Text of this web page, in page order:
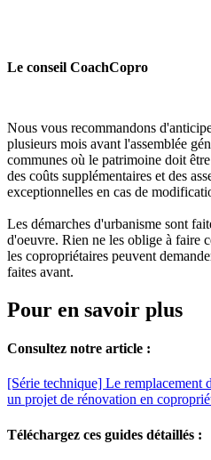
Le conseil CoachCopro
Nous vous recommandons
plusieurs mois avant l'assemblée
communes où le patrimoine doit
des coûts supplémentaires et des
exceptionnelles en cas de
Les démarches d'urbanisme sont
d'oeuvre. Rien ne les oblige à faire
les copropriétaires peuvent
faites avant.
Pour en savoir plus
Consultez notre article :
[Série technique] Le remplacement
un projet de rénovation en
Téléchargez ces guides détaillés :